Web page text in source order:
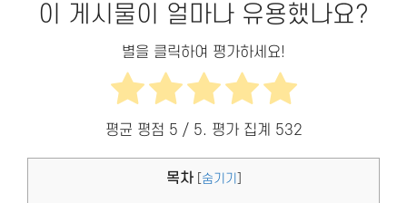
이 게시물이 얼마나 유용했나요?
별을 클릭하여 평가하세요!
평균 평점 5 / 5. 평가 집계 532
목차 숨기기